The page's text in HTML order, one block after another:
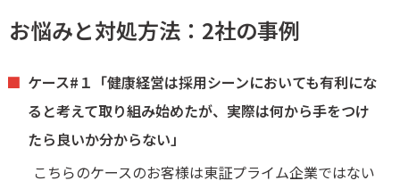
お悩みと対処方法：2社の事例
ケース#１「健康経営は採用シーンにおいても有利にな
ると考えて取り組み始めたが、実際は何から手をつけ
たら良いか分からない」
こちらのケースのお客様は東証プライム企業ではない